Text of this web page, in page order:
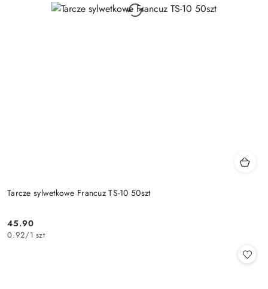
Tarcze sylwetkowe Francuz TS-10 50szt
Cena:
45.90
0.92/1 szt